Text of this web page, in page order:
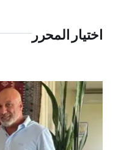
اختيار المحرر